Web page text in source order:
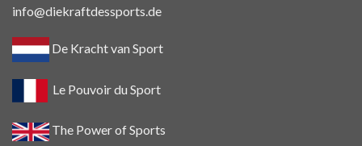
info@diekraftdessports.de
De Kracht van Sport
Le Pouvoir du Sport
The Power of Sports